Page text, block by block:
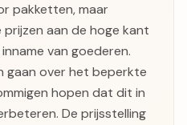
pakketten, maar
aan de hoge kant
van goederen.
gaan over het beperkte
hopen dat dit in
De prijsstelling